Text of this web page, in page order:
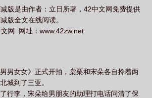
by天与微云 群狼环伺txt天与微云 群狼环伺作者立
列宁格勒百度 群狼环伺的作者立日全部
版是由作者：立日所著，42中文网免费提供
版全文在线阅读。
网 网址：www.42zw.net
男女女》正式开拍，棠栗和宋朵各自拎着两
城到了三亚。
行李，宋朵给男朋友的助理打电话问清了保